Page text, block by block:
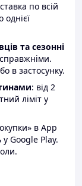
по всій
однієї
та сезонні
в застосунку.
: від 2
ліміт у
в App
Google Play.